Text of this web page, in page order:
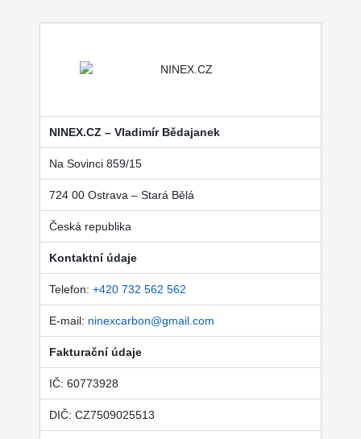
NINEX.CZ – Vladimír Bědajanek
Na Sovinci 859/15
724 00 Ostrava – Stará Bělá
Česká republika
Kontaktní údaje
Telefon: +420 732 562 562
E-mail: ninexcarbon@gmail.com
Fakturační údaje
IČ: 60773928
DIČ: CZ7509025513